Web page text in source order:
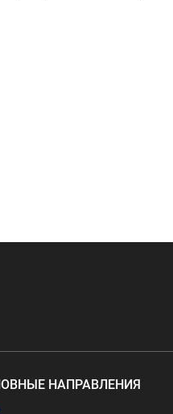
НАПРАВЛЕНИЯ